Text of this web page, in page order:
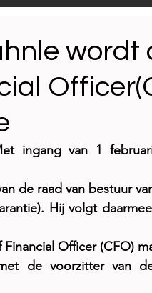
wordt
ingang van 1
de raad van bestuur
Hij volgt
Officer (CFO)
de voorzitter van